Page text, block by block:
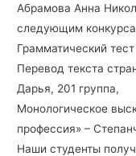
Абрамова Анна
следующим
Грамматический
Перевод текста
Дарья, 201 группа,
Монологическое
профессия» –
Наши студенты